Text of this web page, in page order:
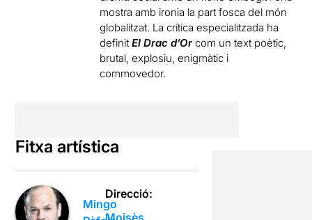
mostra amb ironia la part fosca del món
globalitzat. La crítica especialitzada ha
definitEl Drac d’Orcom un text poètic,
brutal, explosiu, enigmàtic i
commovedor.
Fitxa artística
Mingo
Direcció:
Moisès